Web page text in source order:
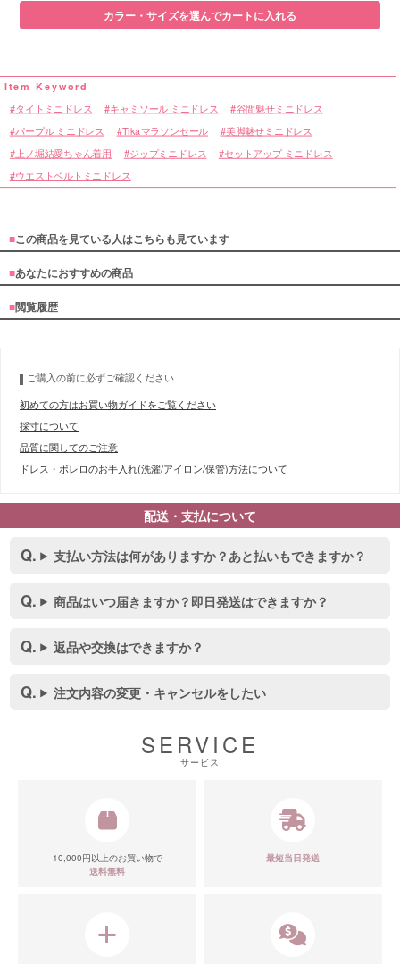
カラー・サイズを選んでカートに入れる
タイトミニドレス キャミソール ミニドレス 谷間魅せミニドレス
パープル ミニドレス Tikaマラソンセール 美脚魅せミニドレス
上ノ堀結愛ちゃん着用 ジップミニドレス
セットアップ ミニドレス
ウエストベルトミニドレス
■この商品を見ている人はこちらも見ています
■あなたにおすすめの商品
■閲覧履歴
ご購入の前に必ずご確認ください
初めての方はお買い物ガイドをご覧ください
採寸について
品質に関してのご注意
ドレス・ボレロのお手入れ(洗濯/アイロン/保管)方法について
配送・支払について
支払い方法は何がありますか？あと払いもできますか？
商品はいつ届きますか？即日発送はできますか？
返品や交換はできますか？
注文内容の変更・キャンセルをしたい
SERVICE
サービス
10,000円以上のお買い物で
送料無料
最短当日発送